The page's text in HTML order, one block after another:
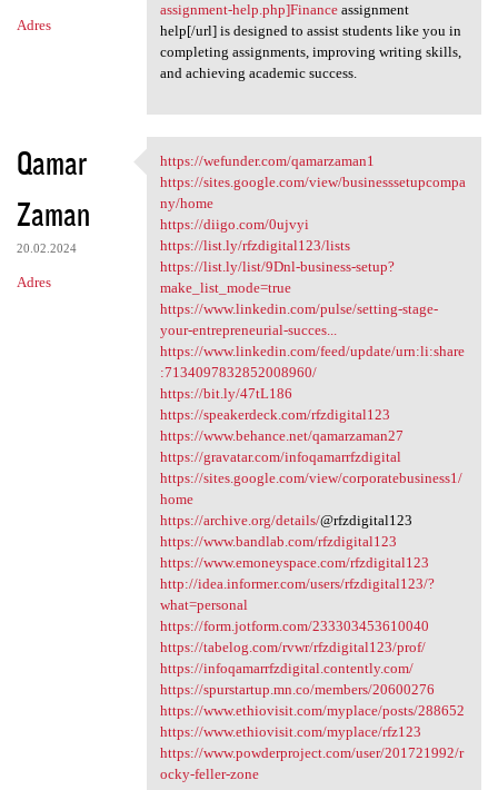
Adres
assignment-help.php]Financeassignment
help[/url] is designed to assist students like you in
completing assignments, improving writing skills,
and achieving academic success.
Qamar
Zaman
20.02.2024
Adres
https://wefunder.com
https://wefunder.com/qamarzaman1
https://sites.google.com/view/businesssetupcompa
ny/home
https://diigo.com/0ujvyi
https://list.ly/rfzdigital123/lists
https://list.ly/list/9Dnl-business-setup?
make_list_mode=true
https://www.linkedin.com/pulse/setting-stage-
your-entrepreneurial-succes...
https://www.linkedin.com/feed/update/urn:li:share
:7134097832852008960/
https://bit.ly/47tL186
https://speakerdeck.com/rfzdigital123
https://www.behance.net/qamarzaman27
https://gravatar.com/infoqamarrfzdigital
https://sites.google.com/view/corporatebusiness1/
home
https://archive.org/details/@rfzdigital123
https://www.bandlab.com/rfzdigital123
https://www.emoneyspace.com/rfzdigital123
http://idea.informer.com/users/rfzdigital123/?
what=personal
https://form.jotform.com/233303453610040
https://tabelog.com/rvwr/rfzdigital123/prof/
https://infoqamarrfzdigital.contently.com/
https://spurstartup.mn.co/members/20600276
https://www.ethiovisit.com/myplace/posts/288652
https://www.ethiovisit.com/myplace/rfz123
https://www.powderproject.com/user/201721992/r
ocky-feller-zone